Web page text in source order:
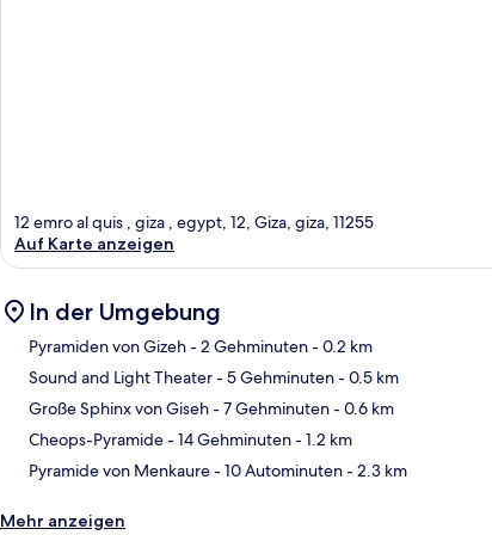
12 emro al quis , giza , egypt, 12, Giza, giza, 11255
Auf Karte anzeigen
In der Umgebung
Pyramiden von Gizeh- 2 Gehminuten- 0.2 km
Sound and Light Theater- 5 Gehminuten- 0.5 km
Große Sphinx von Giseh- 7 Gehminuten- 0.6 km
Cheops-Pyramide- 14 Gehminuten- 1.2 km
Pyramide von Menkaure- 10 Autominuten- 2.3 km
Mehr anzeigen